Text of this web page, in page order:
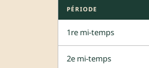
PÉRIODE
1re mi-temps
2e mi-temps